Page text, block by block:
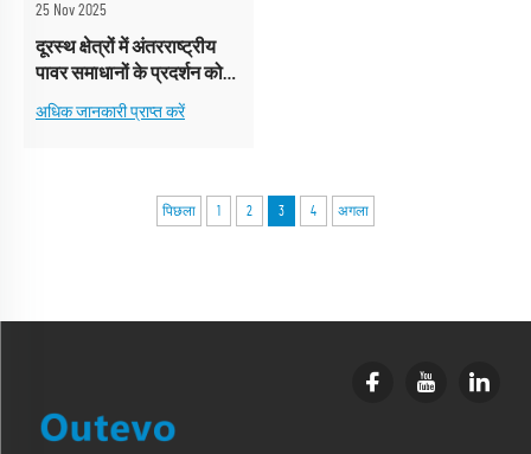
25 Nov 2025
दूरस्थ क्षेत्रों में अंतरराष्ट्रीय
पावर समाधानों के प्रदर्शन को
कौन से कारक प्रभावित करते
हैं?
अधिक जानकारी प्राप्त करें
पिछला 1 2 3 4 अगला